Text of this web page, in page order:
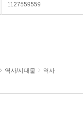
1127559559
역사/시대물 역사